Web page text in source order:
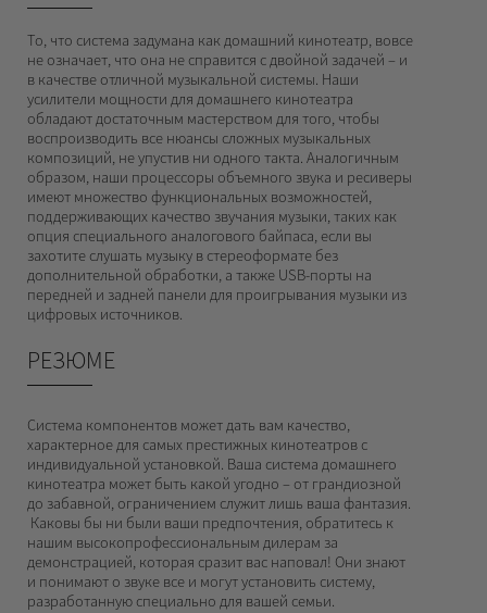
То, что система задумана как домашний кинотеатр, вовсе
не означает, что она не справится с двойной задачей – и
в качестве отличной музыкальной системы. Наши
усилители мощности для домашнего кинотеатра
обладают достаточным мастерством для того, чтобы
воспроизводить все нюансы сложных музыкальных
композиций, не упустив ни одного такта. Аналогичным
образом, наши процессоры объемного звука и ресиверы
имеют множество функциональных возможностей,
поддерживающих качество звучания музыки, таких как
опция специального аналогового байпаса, если вы
захотите слушать музыку в стереоформате без
дополнительной обработки, а также USB-порты на
передней и задней панели для проигрывания музыки из
цифровых источников.
РЕЗЮМЕ
Система компонентов может дать вам качество,
характерное для самых престижных кинотеатров с
индивидуальной установкой. Ваша система домашнего
кинотеатра может быть какой угодно – от грандиозной
до забавной, ограничением служит лишь ваша фантазия.
Каковы бы ни были ваши предпочтения, обратитесь к
нашим высокопрофессиональным дилерам за
демонстрацией, которая сразит вас наповал! Они знают
и понимают о звуке все и могут установить систему,
разработанную специально для вашей семьи.